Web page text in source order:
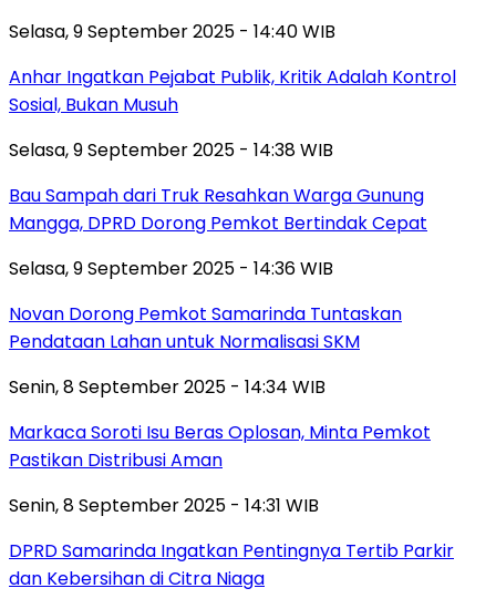
Selasa, 9 September 2025 - 14:40 WIB
Anhar Ingatkan Pejabat Publik, Kritik Adalah Kontrol
Sosial, Bukan Musuh
Selasa, 9 September 2025 - 14:38 WIB
Bau Sampah dari Truk Resahkan Warga Gunung
Mangga, DPRD Dorong Pemkot Bertindak Cepat
Selasa, 9 September 2025 - 14:36 WIB
Novan Dorong Pemkot Samarinda Tuntaskan
Pendataan Lahan untuk Normalisasi SKM
Senin, 8 September 2025 - 14:34 WIB
Markaca Soroti Isu Beras Oplosan, Minta Pemkot
Pastikan Distribusi Aman
Senin, 8 September 2025 - 14:31 WIB
DPRD Samarinda Ingatkan Pentingnya Tertib Parkir
dan Kebersihan di Citra Niaga